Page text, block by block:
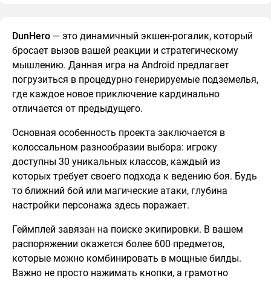
DunHero — это динамичный экшен-рогалик, который
бросает вызов вашей реакции и стратегическому
мышлению. Данная игра на Android предлагает
погрузиться в процедурно генерируемые подземелья,
где каждое новое приключение кардинально
отличается от предыдущего.
Основная особенность проекта заключается в
колоссальном разнообразии выбора: игроку
доступны 30 уникальных классов, каждый из
которых требует своего подхода к ведению боя. Будь
то ближний бой или магические атаки, глубина
настройки персонажа здесь поражает.
Геймплей завязан на поиске экипировки. В вашем
распоряжении окажется более 600 предметов,
которые можно комбинировать в мощные билды.
Важно не просто нажимать кнопки, а грамотно